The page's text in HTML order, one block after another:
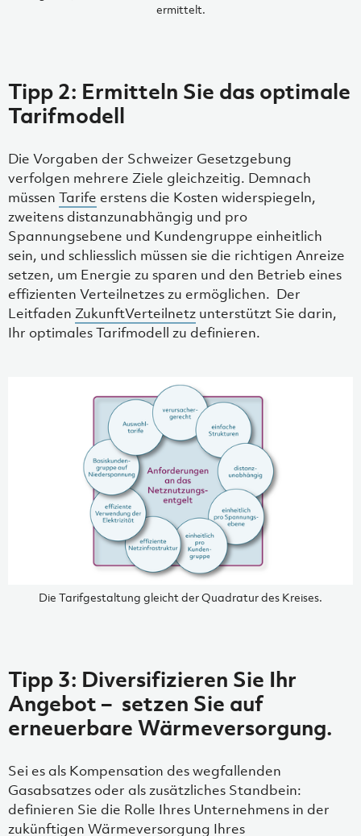
ermittelt.
Tipp 2: Ermitteln Sie das optimale
Tarifmodell
Die Vorgaben der Schweizer Gesetzgebung
verfolgen mehrere Ziele gleichzeitig. Demnach
müssen Tarife erstens die Kosten widerspiegeln,
zweitens distanzunabhängig und pro
Spannungsebene und Kundengruppe einheitlich
sein, und schliesslich müssen sie die richtigen Anreize
setzen, um Energie zu sparen und den Betrieb eines
effizienten Verteilnetzes zu ermöglichen. Der
Leitfaden ZukunftVerteilnetz unterstützt Sie darin,
Ihr optimales Tarifmodell zu definieren.
Die Tarifgestaltung gleicht der Quadratur des Kreises.
Tipp 3: Diversifizieren Sie Ihr
Angebot – setzen Sie auf
erneuerbare Wärmeversorgung.
Sei es als Kompensation des wegfallenden
Gasabsatzes oder als zusätzliches Standbein:
definieren Sie die Rolle Ihres Unternehmens in der
zukünftigen Wärmeversorgung Ihres